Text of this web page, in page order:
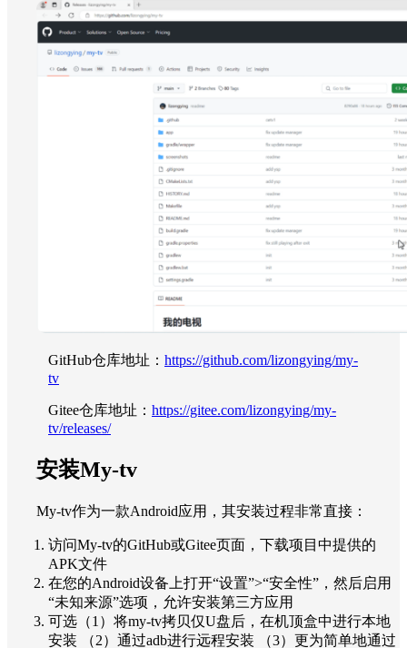
GitHub仓库地址： https://github.com/lizongying/my-
tv
Gitee仓库地址： https://gitee.com/lizongying/my-
tv/releases/
安装My-tv
My-tv作为一款Android应用，其安装过程非常直接：
访问My-tv的GitHub或Gitee页面，下载项目中提供的
APK文件
在您的Android设备上打开“设置”>“安全性”，然后启用
“未知来源”选项，允许安装第三方应用
可选（1）将my-tv拷贝仅U盘后，在机顶盒中进行本地
安装 （2）通过adb进行远程安装 （3）更为简单地通过